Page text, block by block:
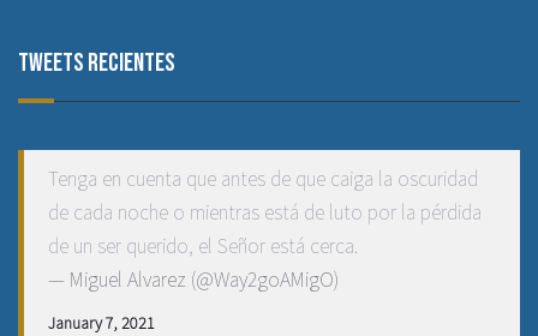
Tweets recientes
Tenga en cuenta que antes de que caiga la oscuridad
de cada noche o mientras está de luto por la pérdida
de un ser querido, el Señor está cerca.
— Miguel Alvarez (@Way2goAMigO)
January 7, 2021